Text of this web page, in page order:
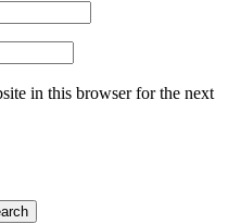
in this browser for the next